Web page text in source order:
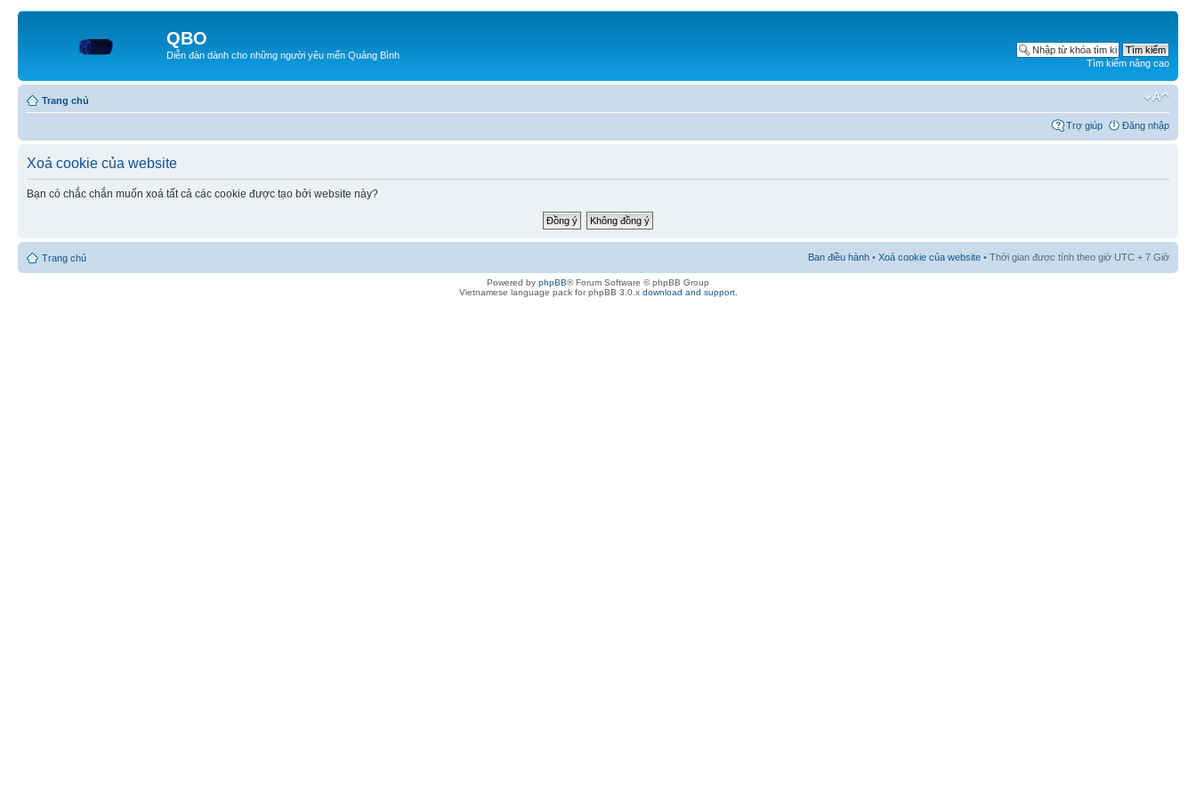
QBO
Diễn đàn dành cho những người yêu mến Quảng Bình
Tìm kiếm nâng cao
Trang chủ
Trợ giúp Đăng nhập
Xoá cookie của website
Bạn có chắc chắn muốn xoá tất cả các cookie được tạo bởi website này?
Trang chủ Ban điều hành • Xoá cookie của website • Thời gian được tính theo giờ UTC + 7 Giờ
Powered by phpBB® Forum Software © phpBB Group
Vietnamese language pack for phpBB 3.0.x download and support.